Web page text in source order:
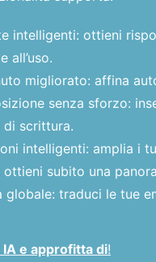
intelligenti: ottieni
all’uso.
migliorato: affina
senza sforzo:
di scrittura.
intelligenti: amplia i
ottieni subito una
globale: traduci le tue
IA e approfitta di!